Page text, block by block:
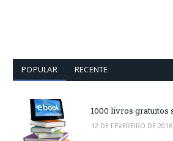
POPULAR RECENTE
1000 livros gratuitos
12 DE FEVEREIRO DE 2016